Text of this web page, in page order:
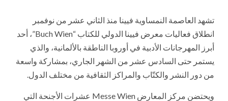
تشهد العاصمة النمساوية فيينا منذ الثاني عشر من نوفمبر
انطلاق فعاليات معرض فيينا الدولي للكتاب “Buch Wien”، أحد
أبرز المهرجانات الأدبية في أوروبا الناطقة بالألمانية، والذي
يستمر حتى السادس عشر من الشهر الجاري، بمشاركة واسعة
من دور النشر والكتّاب والمراكز الثقافية من مختلف الدول.
ويحتضن مركز المعارض Messe Wien عشرات الأجنحة التي